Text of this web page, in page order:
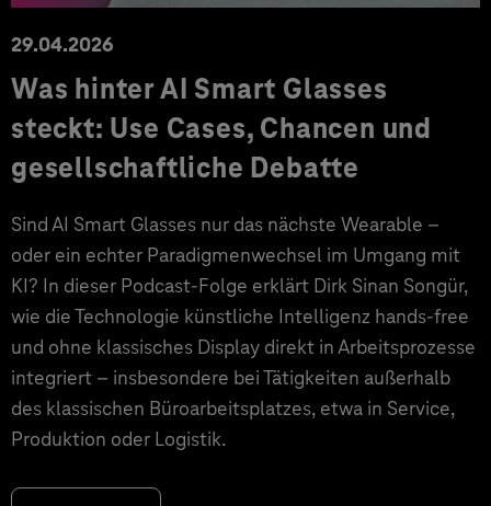
29.04.2026
Was hinter AI Smart Glasses
steckt: Use Cases, Chancen und
gesellschaftliche Debatte
Sind AI Smart Glasses nur das nächste Wearable –
oder ein echter Paradigmenwechsel im Umgang mit
KI? In dieser Podcast-Folge erklärt Dirk Sinan Songür,
wie die Technologie künstliche Intelligenz hands-free
und ohne klassisches Display direkt in Arbeitsprozesse
integriert – insbesondere bei Tätigkeiten außerhalb
des klassischen Büroarbeitsplatzes, etwa in Service,
Produktion oder Logistik.